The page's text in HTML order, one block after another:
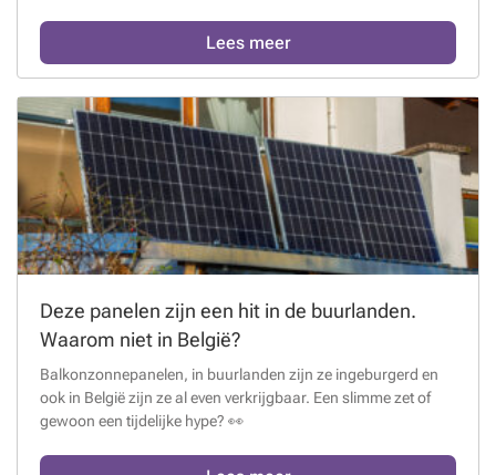
Lees meer
Deze panelen zijn een hit in de buurlanden.
Waarom niet in België?
Balkonzonnepanelen, in buurlanden zijn ze ingeburgerd en
ook in België zijn ze al even verkrijgbaar. Een slimme zet of
gewoon een tijdelijke hype? 👀